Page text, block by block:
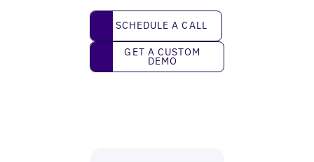
Schedule a call
SCHEDULE A CALL
Get a custom demo
GET A CUSTOM
DEMO